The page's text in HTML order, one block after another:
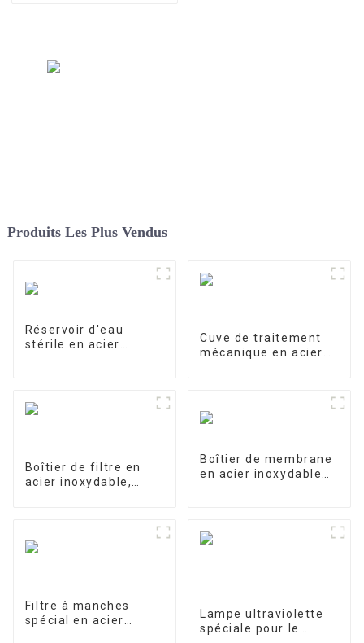
Produits Les Plus Vendus
Réservoir d'eau
stérile en acier
Cuve de traitement
mécanique en acier
Boîtier de filtre en
acier inoxydable,
Boîtier de membrane
en acier inoxydable
Filtre à manches
spécial en acier
Lampe ultraviolette
spéciale pour le